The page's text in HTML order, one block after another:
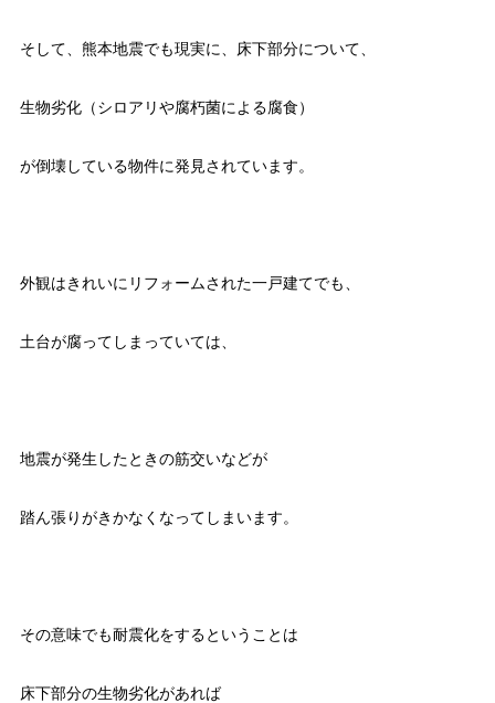
そして、熊本地震でも現実に、床下部分について、
生物劣化（シロアリや腐朽菌による腐食）
が倒壊している物件に発見されています。
外観はきれいにリフォームされた一戸建てでも、
土台が腐ってしまっていては、
地震が発生したときの筋交いなどが
踏ん張りがきかなくなってしまいます。
その意味でも耐震化をするということは
床下部分の生物劣化があれば